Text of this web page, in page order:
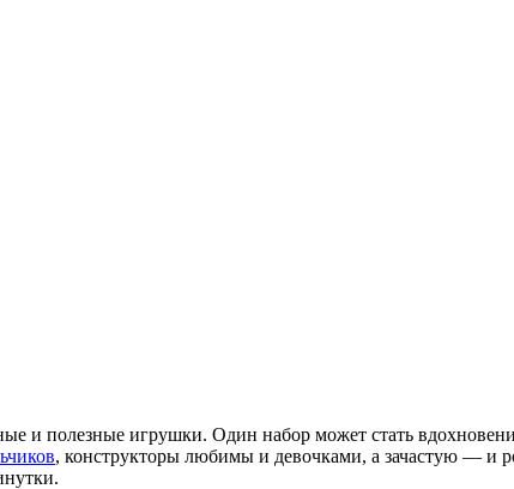
и полезные игрушки. Один набор может стать
, конструкторы любимы и девочками, а зачастую — и